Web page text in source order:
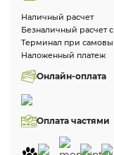
Наличный расчет
Безналичный расчет
Терминал при
Наложенный платеж
Онлайн-оплата
Оплата частями